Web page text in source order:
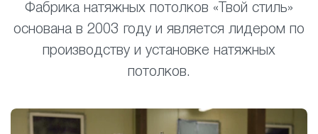
Фабрика натяжных потолков «Твой стиль»
основана в 2003 году и является лидером по
производству и установке натяжных
потолков.